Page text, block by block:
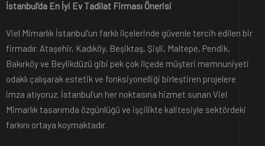
İstanbul’da En İyi Ev Tadilat Firması Önerisi
Viel Mimarlık İstanbul’un farklı ilçelerinde güvenle tercih edilen bir
firmadır. Ataşehir, Kadıköy, Beşiktaş, Şişli, Maltepe, Pendik,
Bakırköy ve Beylikdüzü gibi pek çok ilçede müşteri memnuniyeti
odaklı çalışarak estetik ve fonksiyonelliği birleştiren projelere
imza atıyoruz. İstanbul’un her noktasına hizmet sunan Viel
Mimarlık tasarımda özgünlüğü ve işçilikte kalitesiyle sektördeki
farkını ortaya koymaktadır.